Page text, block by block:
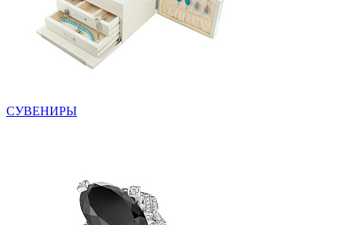
СУВЕНИРЫ